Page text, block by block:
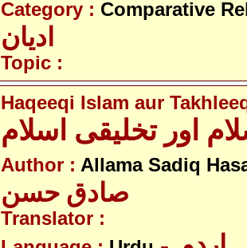
Category : Comparative
ادیان
Topic :
Haqeeqi Islam aur
اور تخلیقی اسلام
Author : Allama Sadiq
صادق حسن
Translator :